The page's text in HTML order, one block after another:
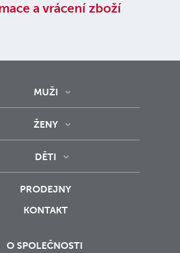
a vrácení zboží
MUŽI
ŽENY
DĚTI
PRODEJNY
KONTAKT
O SPOLEČNOSTI